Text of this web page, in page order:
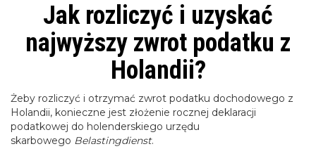
Jak rozliczyć i uzyskać
najwyższy zwrot podatku z
Holandii?
Żeby rozliczyć i otrzymać zwrot podatku dochodowego z
Holandii, konieczne jest złożenie rocznej deklaracji
podatkowej do holenderskiego urzędu
skarbowego Belastingdienst.